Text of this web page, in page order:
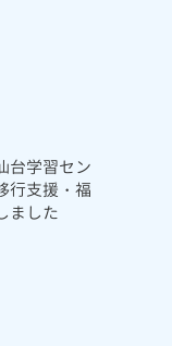
台学習セン
行支援・福
ました